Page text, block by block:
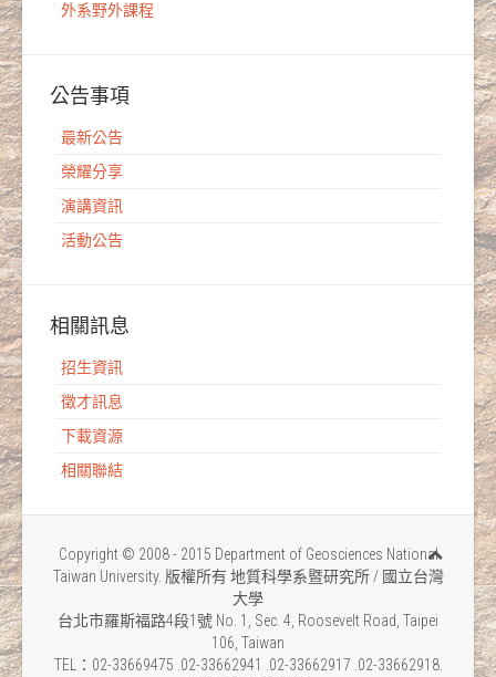
外系野外課程
公告事項
最新公告
榮耀分享
演講資訊
活動公告
相關訊息
招生資訊
徵才訊息
下載資源
相關聯結
Copyright © 2008 - 2015 Department of Geosciences National
Taiwan University. 版權所有 地質科學系暨研究所 / 國立台灣
大學
台北市羅斯福路4段1號 No. 1, Sec. 4, Roosevelt Road, Taipei
106, Taiwan
TEL：02-33669475 .02-33662941 .02-33662917 .02-33662918.